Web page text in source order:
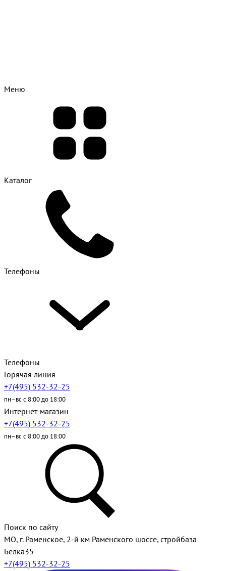
Меню
Каталог
Телефоны
Телефоны
Горячая линия
+7(495) 532-32-25
пн–вс с 8:00 до 18:00
Интернет-магазин
+7(495) 532-32-25
пн–вс с 8:00 до 18:00
Поиск по сайту
МО, г. Раменское, 2-й км Раменского шоссе, стройбаза
Белка35
+7(495) 532-32-25